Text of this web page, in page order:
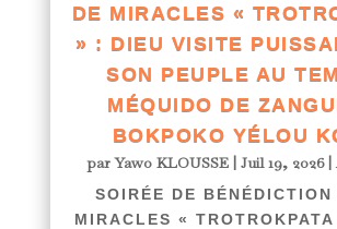
DE MIRACLES «
» : DIEU VISITE
SON PEUPLE AU
MÉQUIDO DE
BOKPOKO YÉLOU
parYawo KLOUSSE| Juil 19, 2026|
SOIRÉE DE BÉNÉDICTION
MIRACLES «